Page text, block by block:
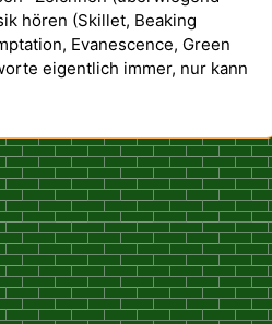
hören (Skillet, Beaking
Evanescence, Green
eigentlich immer, nur kann